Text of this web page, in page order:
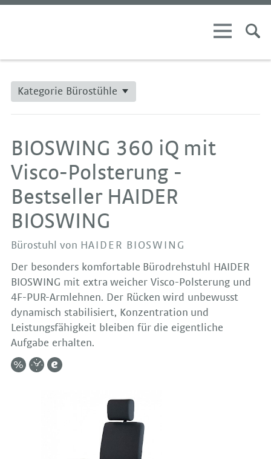
Kategorie Bürostühle
BIOSWING 360 iQ mit
Visco-Polsterung -
Bestseller HAIDER
BIOSWING
Bürostuhl von HAIDER BIOSWING
Der besonders komfortable Bürodrehstuhl HAIDER
BIOSWING mit extra weicher Visco-Polsterung und
4F-PUR-Armlehnen. Der Rücken wird unbewusst
dynamisch stabilisiert, Konzentration und
Leistungsfähigkeit bleiben für die eigentliche
Aufgabe erhalten.